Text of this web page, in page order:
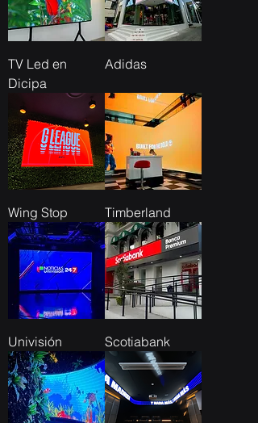
TV Led en
Dicipa
Adidas
Wing Stop Timberland
Univisión Scotiabank